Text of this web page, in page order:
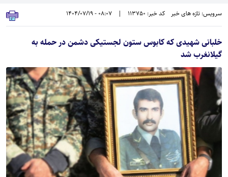
سرویس: تازه های خبر کد خبر: 113750 |
08:07 - 1404/07/19
خلبانی شهیدی که کابوس ستون لجستیکی دشمن در حمله به
گیلانغرب شد